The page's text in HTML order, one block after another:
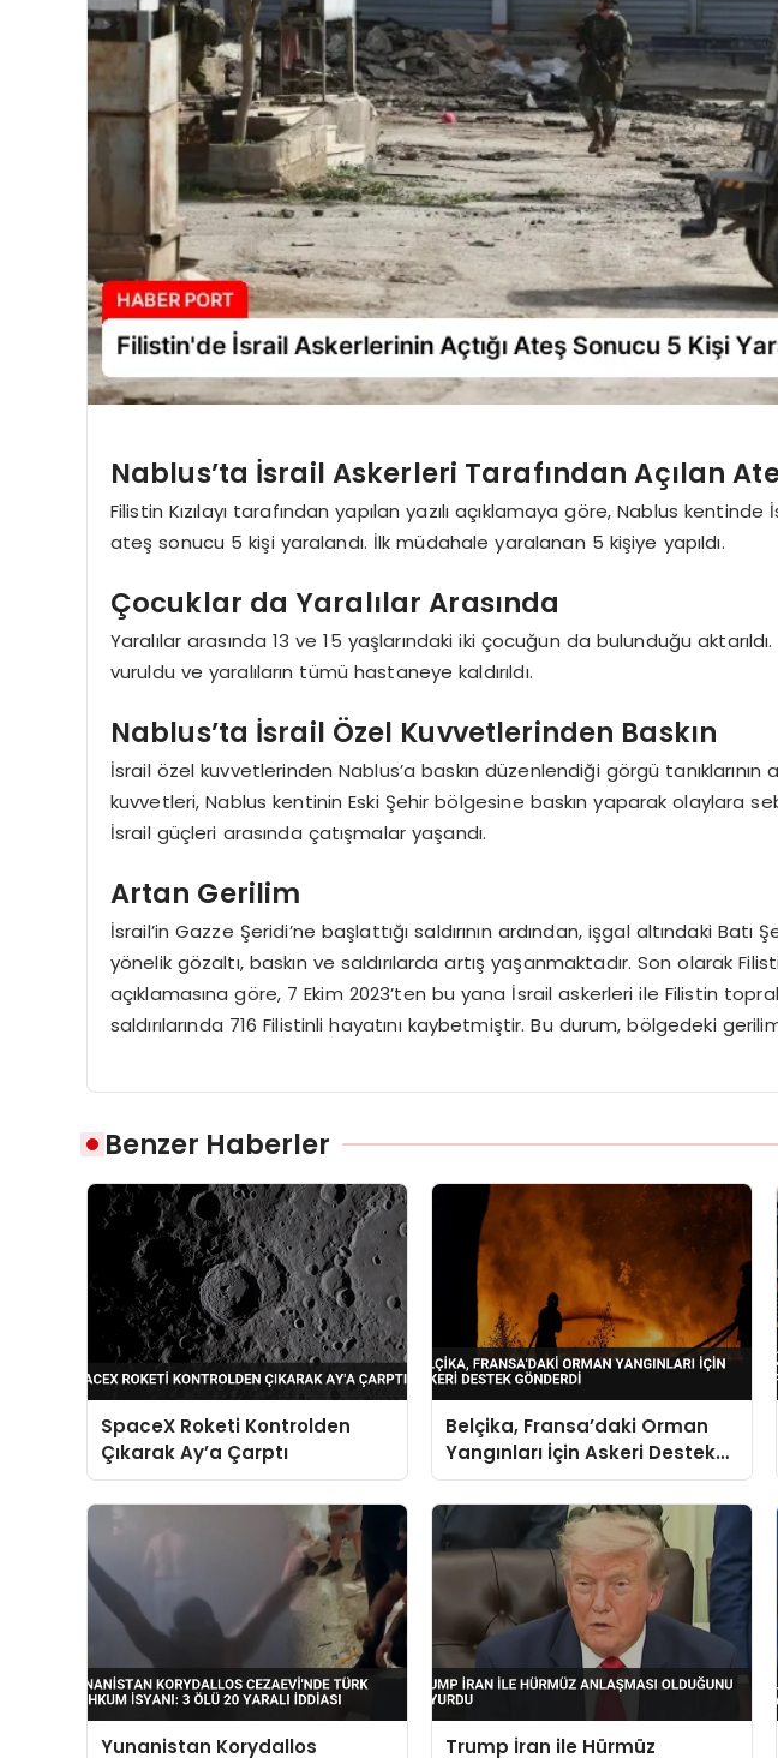
Nablus’ta İsrail Askerleri Tarafından Açılan
Filistin Kızılayı tarafından yapılan yazılı açıklamaya göre, Nablus
ateş sonucu 5 kişi yaralandı. İlk müdahale yaralanan 5 kişiye yapıldı.
Çocuklar da Yaralılar Arasında
Yaralılar arasında 13 ve 15 yaşlarındaki iki çocuğun da bulunduğu
vuruldu ve yaralıların tümü hastaneye kaldırıldı.
Nablus’ta İsrail Özel Kuvvetlerinden Baskın
İsrail özel kuvvetlerinden Nablus’a baskın düzenlendiği görgü tanıklarının
kuvvetleri, Nablus kentinin Eski Şehir bölgesine baskın yaparak olaylara
İsrail güçleri arasında çatışmalar yaşandı.
Artan Gerilim
İsrail’in Gazze Şeridi’ne başlattığı saldırının ardından, işgal altındaki Batı
yönelik gözaltı, baskın ve saldırılarda artış yaşanmaktadır. Son olarak Filistin
açıklamasına göre, 7 Ekim 2023’ten bu yana İsrail askerleri ile Filistin
saldırılarında 716 Filistinli hayatını kaybetmiştir. Bu durum, bölgedeki
Benzer Haberler
SpaceX Roketi Kontrolden
Çıkarak Ay’a Çarptı
Belçika, Fransa’daki Orman
Yangınları İçin Askeri Destek
Gönderdi
Yunanistan Korydallos Trump İran ile Hürmüz